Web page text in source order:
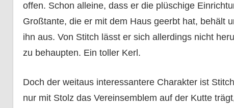
offen. Schon alleine, dass er die plüschige
Großtante, die er mit dem Haus geerbt hat, behält
ihn aus. Von Stitch lässt er sich allerdings nicht
zu behaupten. Ein toller Kerl.
Doch der weitaus interessantere Charakter ist
nur mit Stolz das Vereinsemblem auf der Kutte